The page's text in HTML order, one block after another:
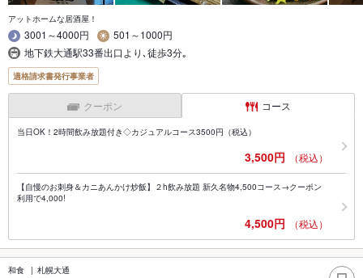
アットホームな居酒屋！
3001～4000円
501～1000円
地下鉄大通駅33番出口より､徒歩3分｡
適格請求書発行事業者
クーポン コース
当日OK！2時間飲み放題付き◇カジュアルコース3500円（税込）
3,500円 （税込）
【自慢のお刺身＆カニあんかけ炒飯】２h飲み放題 新久名物4,500コース→クーポン
利用で4,000!
4,500円 （税込）
和食 札幌大通